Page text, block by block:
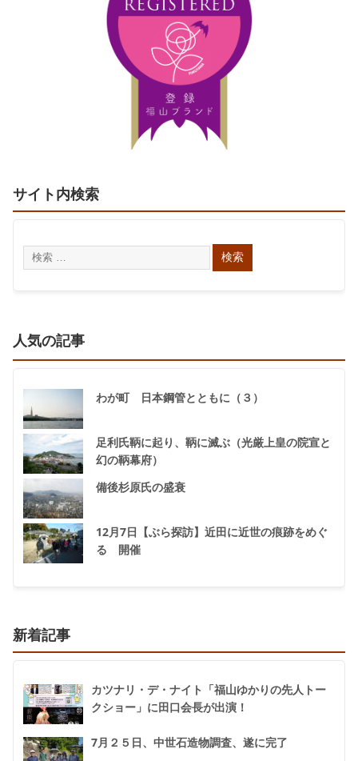
サイト内検索
人気の記事
わが町 日本鋼管とともに（３）
足利氏鞆に起り、鞆に滅ぶ（光厳上皇の院宣と
幻の鞆幕府）
備後杉原氏の盛衰
12月7日【ぶら探訪】近田に近世の痕跡をめぐ
る 開催
新着記事
カツナリ・デ・ナイト「福山ゆかりの先人トー
クショー」に田口会長が出演！
7月２５日、中世石造物調査、遂に完了